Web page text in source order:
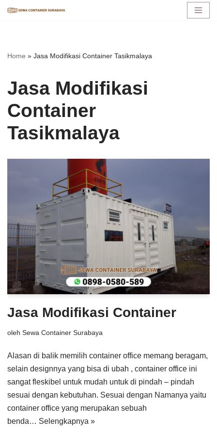
konten
Home » Jasa Modifikasi Container Tasikmalaya
Jasa Modifikasi
Container
Tasikmalaya
Jasa Modifikasi Container
oleh Sewa Container Surabaya
Alasan di balik memilih container office memang beragam,
selain designnya yang bisa di ubah , container office ini
sangat fleskibel untuk mudah untuk di pindah – pindah
sesuai dengan kebutuhan. Sesuai dengan Namanya yaitu
container office yang merupakan sebuah
benda… Selengkapnya »